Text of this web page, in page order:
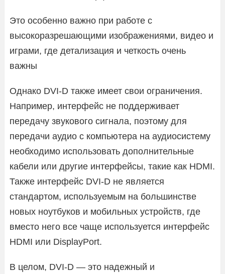
Это особенно важно при работе с
высокоразрешающими изображениями, видео и
играми, где детализация и четкость очень
важны
Однако DVI-D также имеет свои ограничения.
Например, интерфейс не поддерживает
передачу звукового сигнала, поэтому для
передачи аудио с компьютера на аудиосистему
необходимо использовать дополнительные
кабели или другие интерфейсы, такие как HDMI.
Также интерфейс DVI-D не является
стандартом, используемым на большинстве
новых ноутбуков и мобильных устройств, где
вместо него все чаще используется интерфейс
HDMI или DisplayPort.
В целом, DVI-D — это надежный и